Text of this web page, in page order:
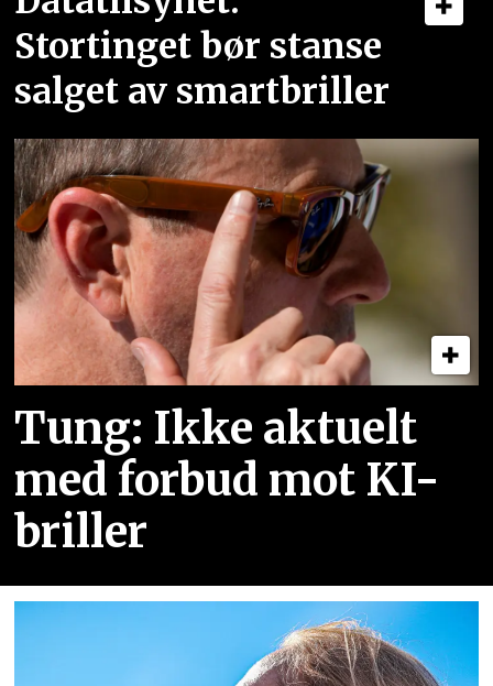
Stortinget bør stanse
salget av smartbriller
Tung: Ikke aktuelt
med forbud mot KI-
briller